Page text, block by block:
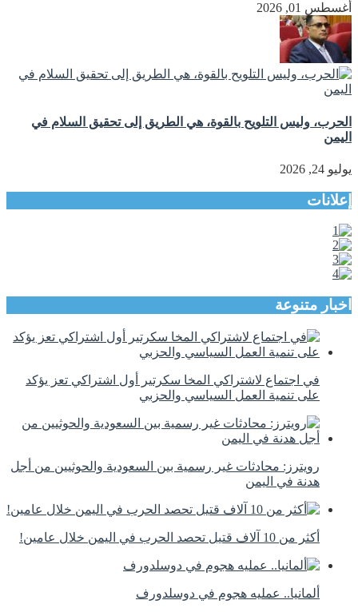
أغسطس 01, 2026
الحرب، وليس التلويح بالقوة، هي الطريق إلى تحقيق السلام في
اليمن
يوليو 24, 2026
إعلانات
اخبار متنوعة
في اجتماع لاشتراكي المخا سكرتير أول اشتراكي تعز يؤكد
على تنمية العمل السياسي والحزبي
رويترز: محادثات غير رسمية بين السعودية والحوثيين من أجل
هدنة في اليمن
أكثر من 10 آلاف قتيل تحصد الحرب في اليمن خلال عامين!
ألمانيا.. عمليه هجوم في دوسلدورف